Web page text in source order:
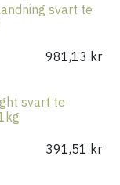
svart te
981,13 kr
svart te
391,51 kr